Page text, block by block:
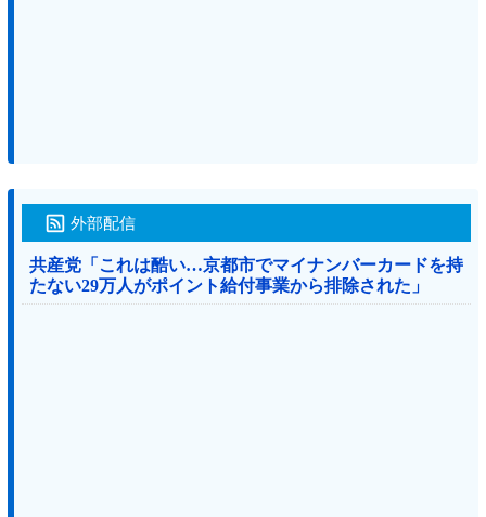
外部配信
共産党「これは酷い…京都市でマイナンバーカードを持
たない29万人がポイント給付事業から排除された」